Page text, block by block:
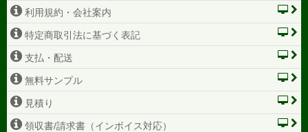
利用規約・会社案内
特定商取引法に基づく表記
支払・配送
無料サンプル
見積り
領収書/請求書（インボイス対応）